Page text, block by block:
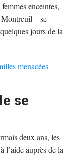
enceintes,
Montreuil – se
jours de la
menacées
se
deux ans, les
l’aide auprès de la